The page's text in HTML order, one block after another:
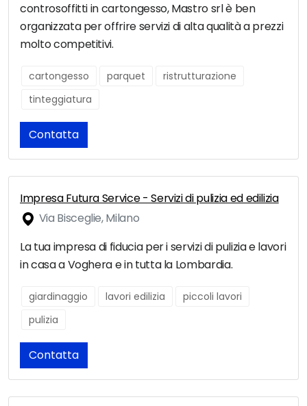
controsoffitti in cartongesso, Mastro srl è ben
organizzata per offrire servizi di alta qualità a prezzi
molto competitivi.
cartongesso parquet
ristrutturazione
tinteggiatura
Contatta
Impresa Futura Service - Servizi di pulizia ed edilizia
Via Bisceglie, Milano
La tua impresa di fiducia per i servizi di pulizia e lavori
in casa a Voghera e in tutta la Lombardia.
giardinaggio lavori edilizia
piccoli lavori
pulizia
Contatta